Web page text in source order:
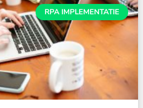
RPA IMPLEMENTATIE